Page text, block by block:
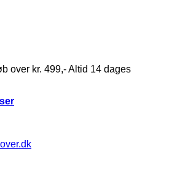
over kr. 499,- Altid 14 dages